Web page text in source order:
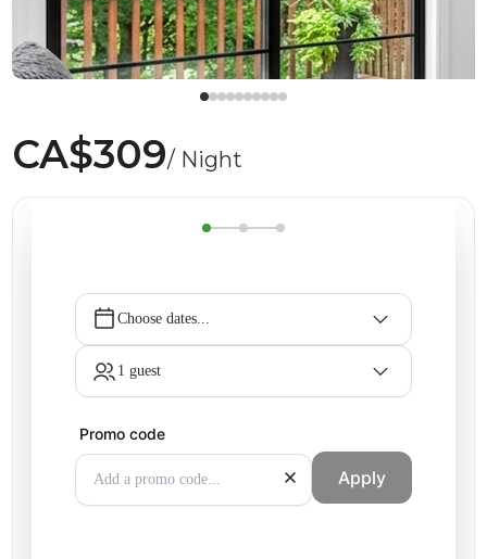
CA$309/ Night
Choose dates...
1 guest
Promo code
Apply